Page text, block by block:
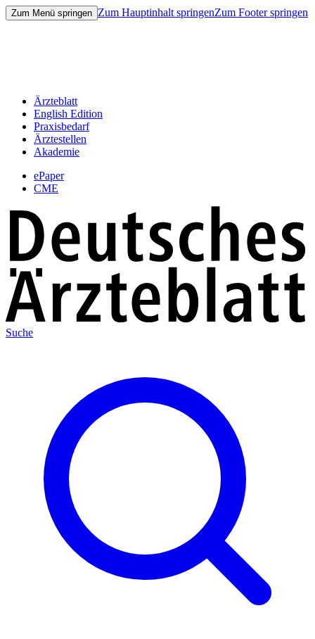
Zum Menü springen Zum Hauptinhalt springenZum Footer springen
Ärzteblatt
English Edition
Praxisbedarf
Ärztestellen
Akademie
ePaper
CME
Suche